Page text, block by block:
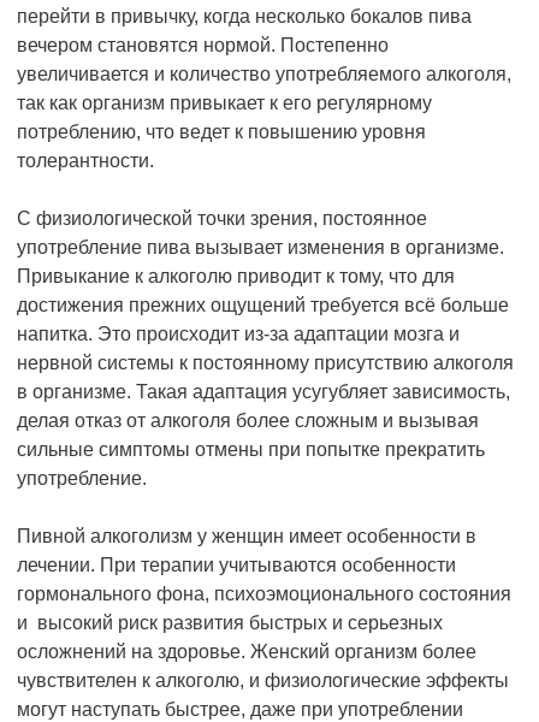
перейти в привычку, когда несколько бокалов пива
вечером становятся нормой. Постепенно
увеличивается и количество употребляемого алкоголя,
так как организм привыкает к его регулярному
потреблению, что ведет к повышению уровня
толерантности.
С физиологической точки зрения, постоянное
употребление пива вызывает изменения в организме.
Привыкание к алкоголю приводит к тому, что для
достижения прежних ощущений требуется всё больше
напитка. Это происходит из-за адаптации мозга и
нервной системы к постоянному присутствию алкоголя
в организме. Такая адаптация усугубляет зависимость,
делая отказ от алкоголя более сложным и вызывая
сильные симптомы отмены при попытке прекратить
употребление.
Пивной алкоголизм у женщин имеет особенности в
лечении. При терапии учитываются особенности
гормонального фона, психоэмоционального состояния
и высокий риск развития быстрых и серьезных
осложнений на здоровье. Женский организм более
чувствителен к алкоголю, и физиологические эффекты
могут наступать быстрее, даже при употреблении